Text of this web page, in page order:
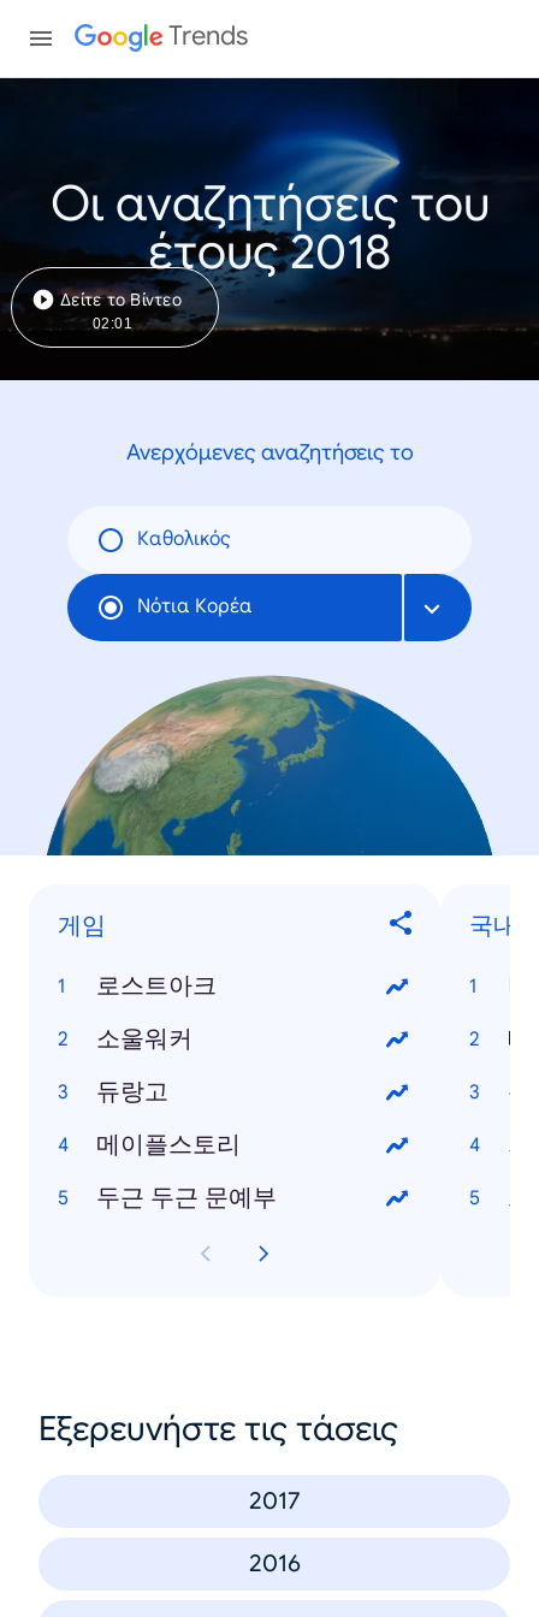
Trends
Οι αναζητήσεις του
έτους 2018
Δείτε το Βίντεο
02:01
Ανερχόμενες αναζητήσεις το
Καθολικός
Νότια Κορέα
게임
로스트아크
소울워커
듀랑고
메이플스토리
두근 두근 문예부
국내
태
논
가
드
Εξερευνήστε τις τάσεις
2017
2016